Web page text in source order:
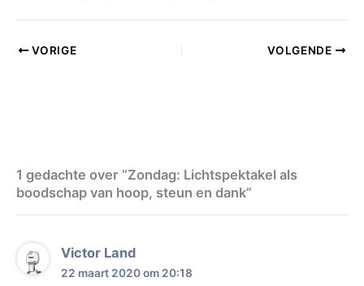
VORIGE VOLGENDE
1 gedachte over “Zondag: Lichtspektakel als
boodschap van hoop, steun en dank”
Victor Land
22 maart 2020 om 20:18